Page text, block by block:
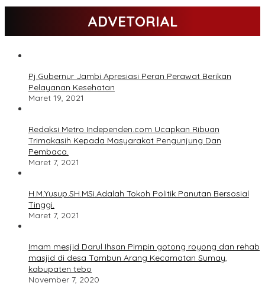
ADVETORIAL
Pj.Gubernur Jambi Apresiasi Peran Perawat Berikan
Pelayanan Kesehatan
Maret 19, 2021
Redaksi Metro Independen.com Ucapkan Ribuan
Trimakasih Kepada Masyarakat Pengunjung Dan
Pembaca.
Maret 7, 2021
H.M.Yusup.SH.MSi.Adalah Tokoh Politik Panutan Bersosial
Tinggi.
Maret 7, 2021
Imam mesjid Darul Ihsan Pimpin gotong royong dan rehab
masjid di desa Tambun Arang Kecamatan Sumay,
kabupaten tebo
November 7, 2020